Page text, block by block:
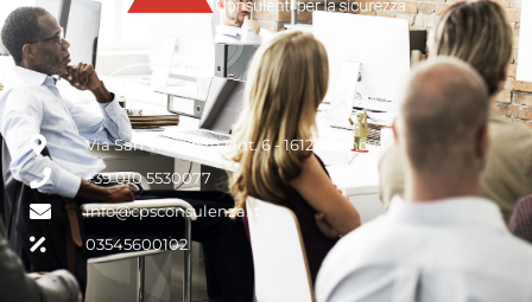
Via San Vincenzo 1 int. 6 - 16121, Genova
+39 010 5530077
info@cpsconsulenza.it
03545600102